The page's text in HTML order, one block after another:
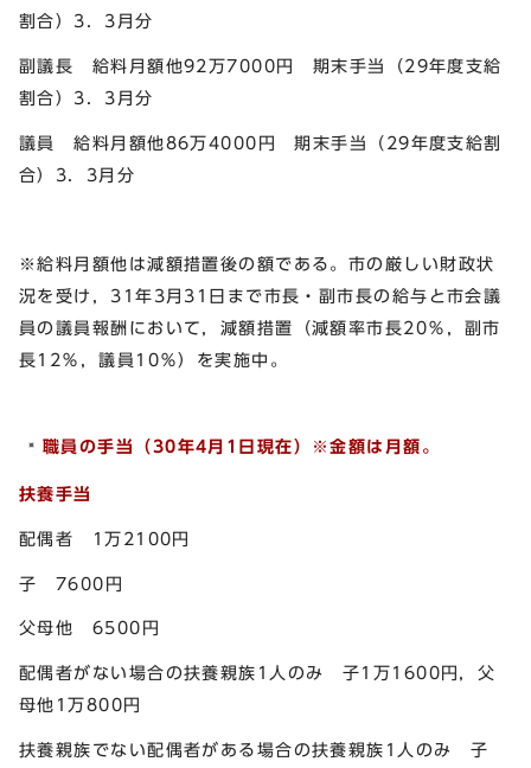
割合）3．3月分
副議長 給料月額他92万7000円 期末手当（29年度支給
割合）3．3月分
議員 給料月額他86万4000円 期末手当（29年度支給割
合）3．3月分
※給料月額他は減額措置後の額である。市の厳しい財政状
況を受け，31年3月31日まで市長・副市長の給与と市会議
員の議員報酬において，減額措置（減額率市長20％，副市
長12％，議員10％）を実施中。
職員の手当（30年4月1日現在）※金額は月額。
扶養手当
配偶者 1万2100円
子 7600円
父母他 6500円
配偶者がない場合の扶養親族1人のみ 子1万1600円，父
母他1万800円
扶養親族でない配偶者がある場合の扶養親族1人のみ 子